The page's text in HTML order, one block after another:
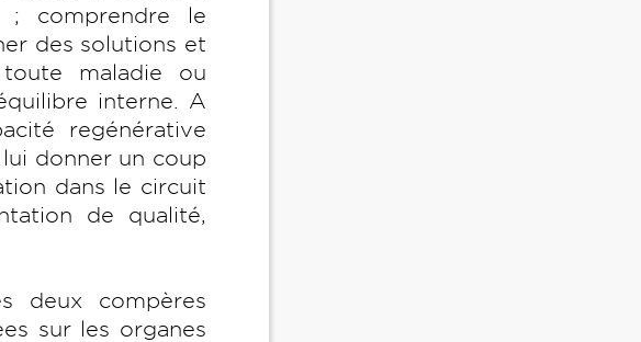
comprendre le
des solutions et
maladie ou
interne. A
regénérative
donner un coup
dans le circuit
de qualité,
deux compères
sur les organes